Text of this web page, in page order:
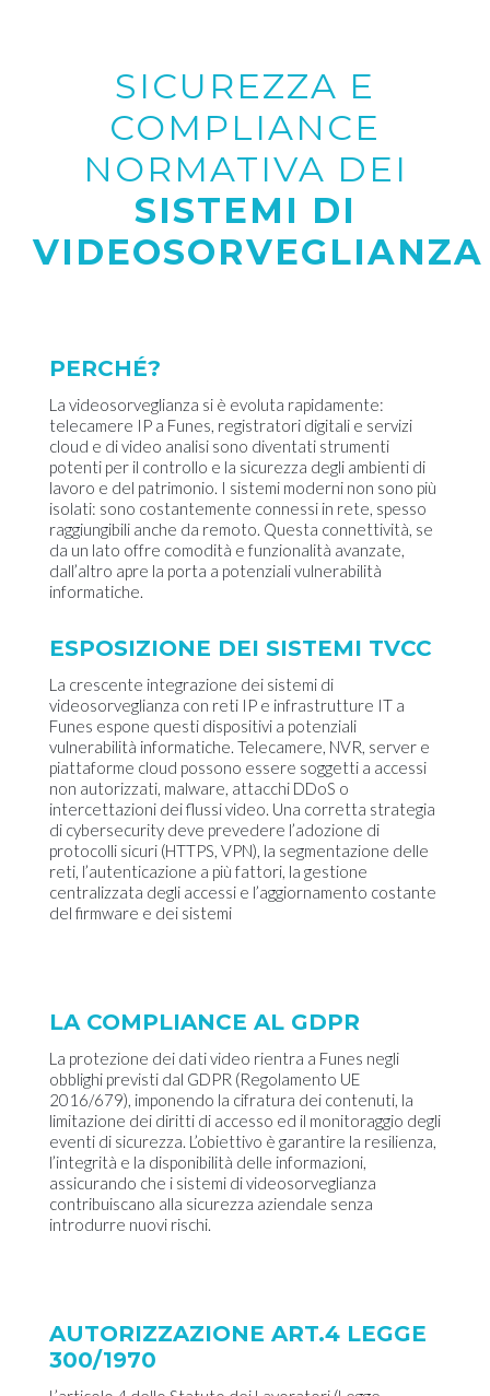
SICUREZZA E
COMPLIANCE
NORMATIVA DEI
SISTEMI DI
VIDEOSORVEGLIANZA
PERCHÉ?
La videosorveglianza si è evoluta rapidamente:
telecamere IP a Funes, registratori digitali e servizi
cloud e di video analisi sono diventati strumenti
potenti per il controllo e la sicurezza degli ambienti di
lavoro e del patrimonio. I sistemi moderni non sono più
isolati: sono costantemente connessi in rete, spesso
raggiungibili anche da remoto. Questa connettività, se
da un lato offre comodità e funzionalità avanzate,
dall’altro apre la porta a potenziali vulnerabilità
informatiche.
ESPOSIZIONE DEI SISTEMI TVCC
La crescente integrazione dei sistemi di
videosorveglianza con reti IP e infrastrutture IT a
Funes espone questi dispositivi a potenziali
vulnerabilità informatiche. Telecamere, NVR, server e
piattaforme cloud possono essere soggetti a accessi
non autorizzati, malware, attacchi DDoS o
intercettazioni dei flussi video. Una corretta strategia
di cybersecurity deve prevedere l’adozione di
protocolli sicuri (HTTPS, VPN), la segmentazione delle
reti, l’autenticazione a più fattori, la gestione
centralizzata degli accessi e l’aggiornamento costante
del firmware e dei sistemi
LA COMPLIANCE AL GDPR
La protezione dei dati video rientra a Funes negli
obblighi previsti dal GDPR (Regolamento UE
2016/679), imponendo la cifratura dei contenuti, la
limitazione dei diritti di accesso ed il monitoraggio degli
eventi di sicurezza. L’obiettivo è garantire la resilienza,
l’integrità e la disponibilità delle informazioni,
assicurando che i sistemi di videosorveglianza
contribuiscano alla sicurezza aziendale senza
introdurre nuovi rischi.
AUTORIZZAZIONE ART.4 LEGGE
300/1970